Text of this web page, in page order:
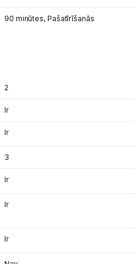
90 minūtes, Pašatīrīšanās
2
Ir
Ir
3
Ir
Ir
Ir